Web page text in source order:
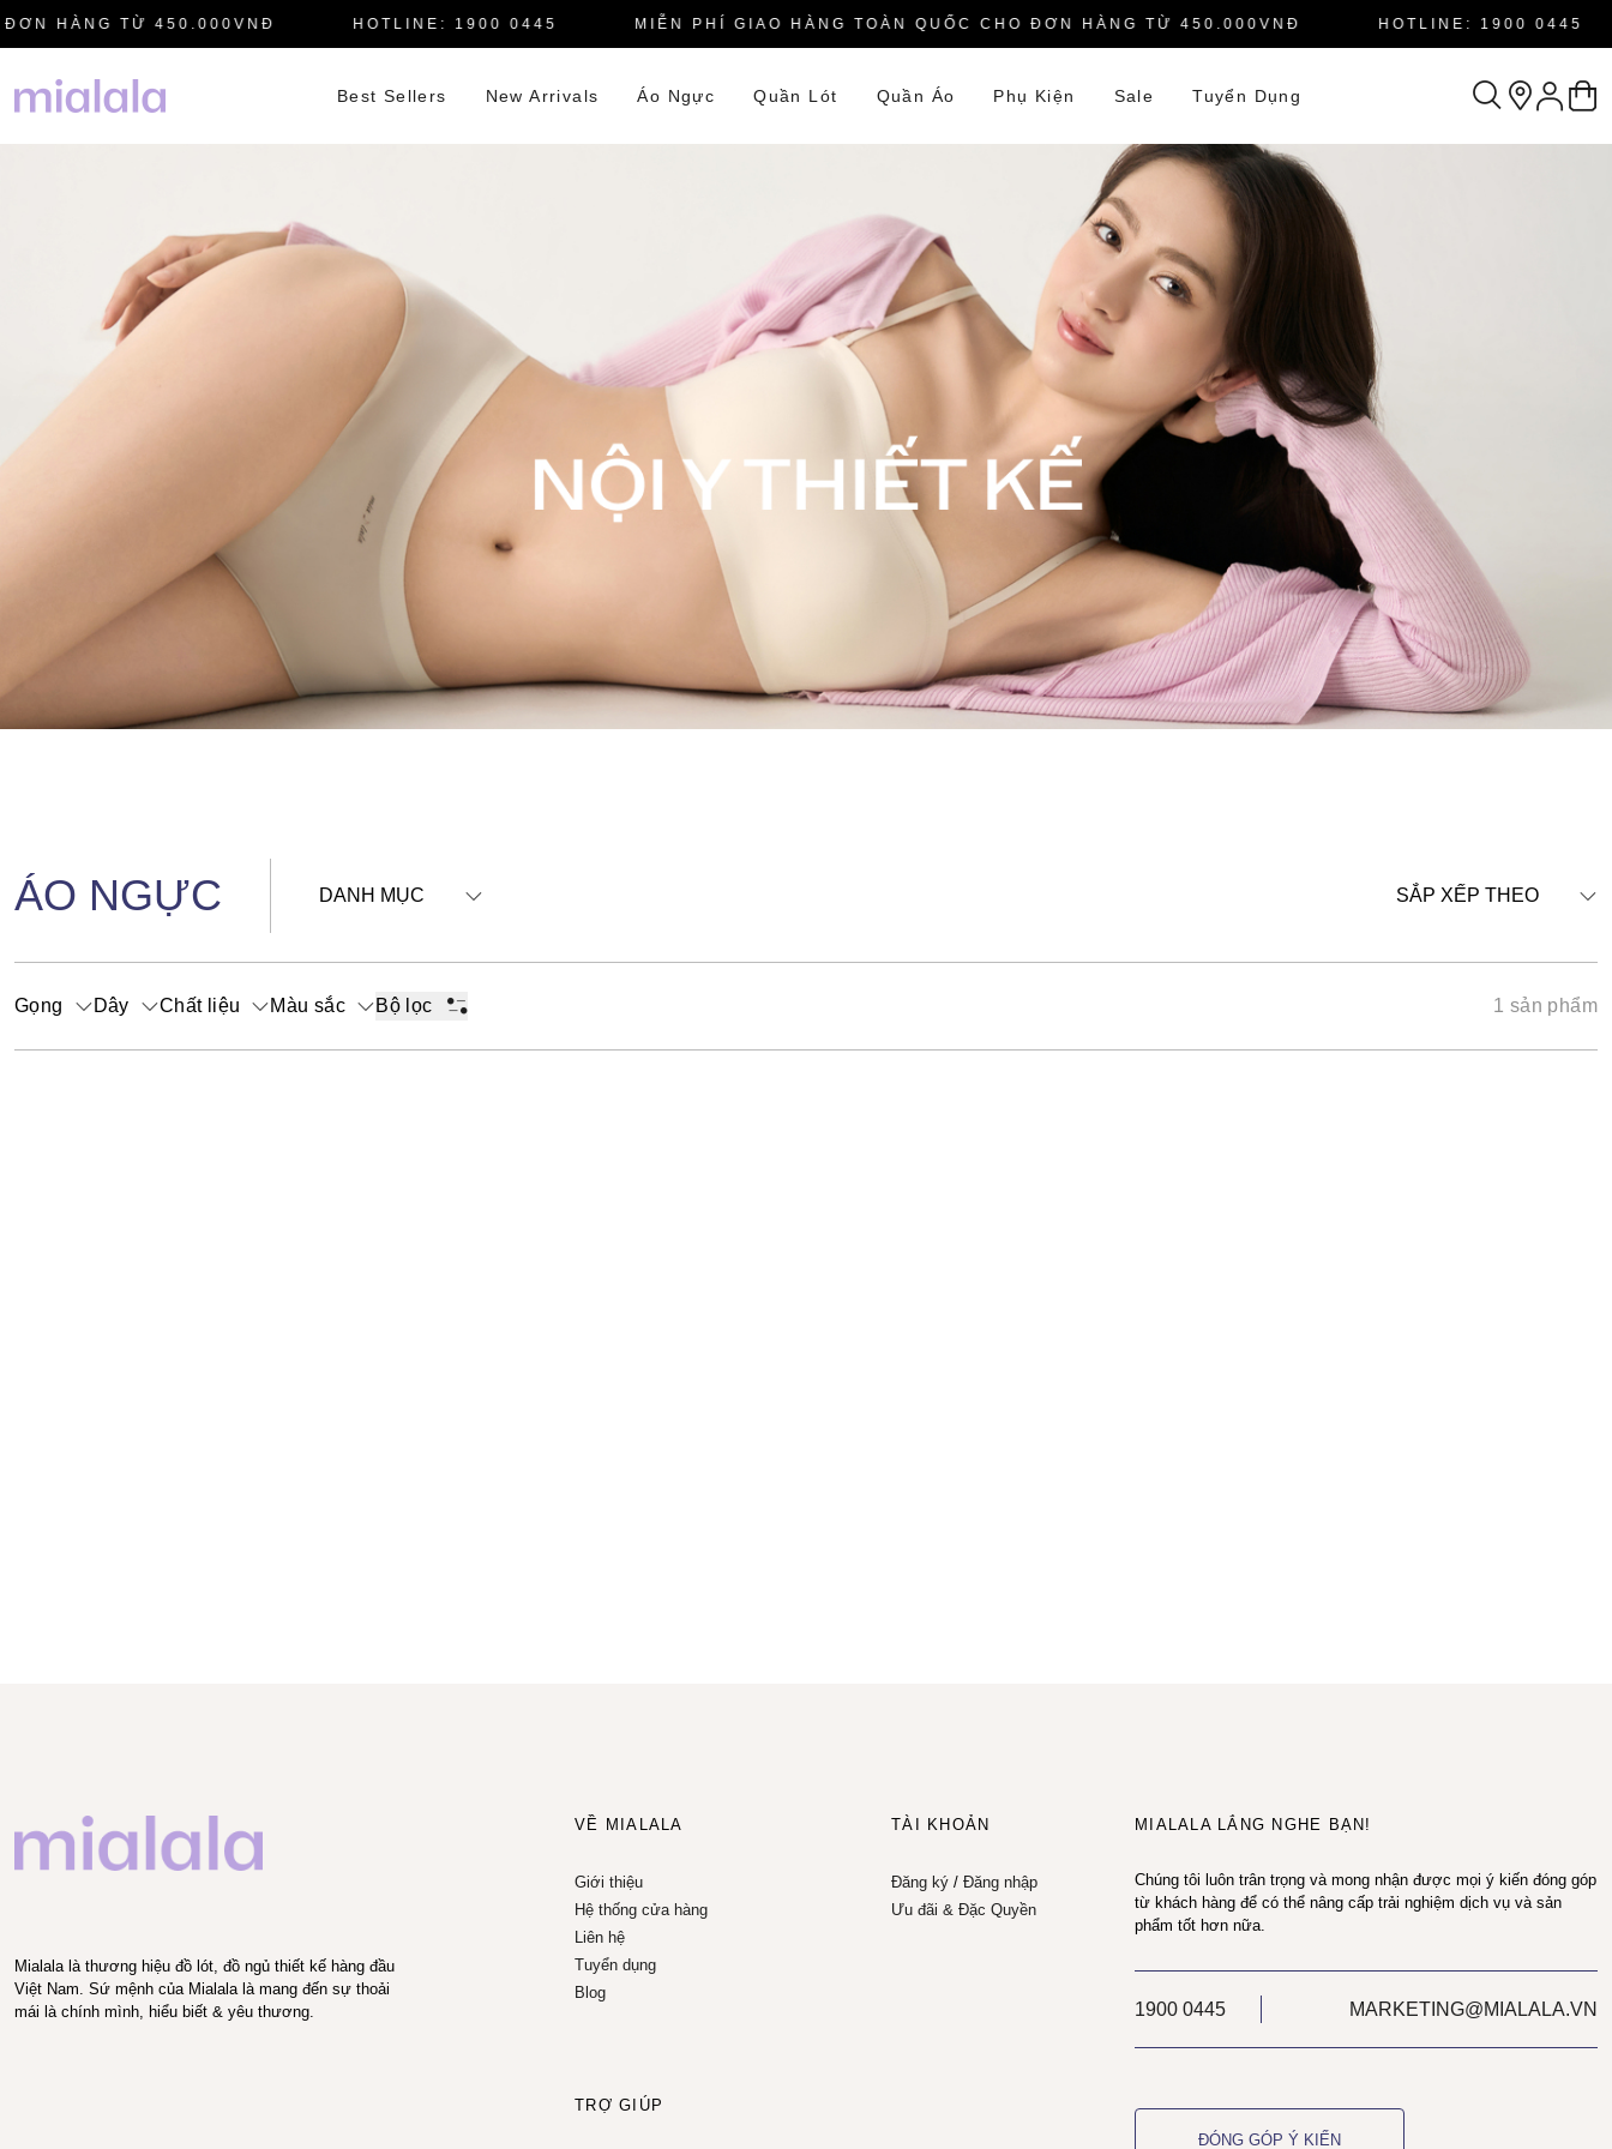
HÀNG TỪ 450.000VNĐ HOTLINE: 1900 0445 MIỄN PHÍ GIAO HÀNG TOÀN QUỐC CHO ĐƠN HÀNG TỪ 450.000VNĐ HOTLINE: 1900 0445
Best Sellers New Arrivals Áo Ngực Quần Lót Quần Áo Phụ Kiện Sale Tuyển Dụng
ÁO NGỰC DANH MỤC SẮP XẾP THEO
Gọng Dây Chất liệu Màu sắc Bộ lọc 1 sản phẩm
Mialala là thương hiệu đồ lót, đồ ngủ thiết kế hàng đầu
Việt Nam. Sứ mệnh của Mialala là mang đến sự thoải
mái là chính mình, hiểu biết & yêu thương.
VỀ MIALALA
Giới thiệu
Hệ thống cửa hàng
Liên hệ
Tuyển dụng
Blog
TÀI KHOẢN
Đăng ký/ Đăng nhập
Ưu đãi & Đặc Quyền
TRỢ GIÚP
MIALALA LẮNG NGHE BẠN!
Chúng tôi luôn trân trọng và mong nhận được mọi ý kiến đóng góp
từ khách hàng để có thể nâng cấp trải nghiệm dịch vụ và sản
phẩm tốt hơn nữa.
1900 0445 MARKETING@MIALALA.VN
ĐÓNG GÓP Ý KIẾN